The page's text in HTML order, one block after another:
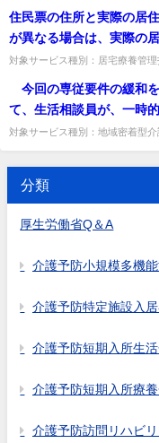
又は押印は必ずしも必要で
いと考えるが如何。
（通所サービス）」質問口腔機能
ビスの開始又は継続にあたって...
住民票の住所と実際の居
が異なる場合は、実際の
所で「単一建物居住者」
を判断してよいか。
対象サービス種別：居宅療養管
民票の住所と実際の居住場所が異
は、実際の居住場所で「単一...
今回の専従要件の緩和
て、生活相談員が、一時
院した入所者の状況確認
の外出をすることは認め
対象サービス種別：地域密着型
係」質問 今回の専従要件の...
分類
厚生労働省Q＆A
介護予防小規模多機
介護予防特定施設入
介護予防短期入所生
介護予防短期入所療
介護予防訪問リハビ